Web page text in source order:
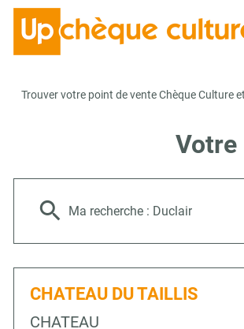
Trouver votre point de vente Chèque Culture
Votre
Ma recherche : Duclair
CHATEAU DU TAILLIS
CHATEAU